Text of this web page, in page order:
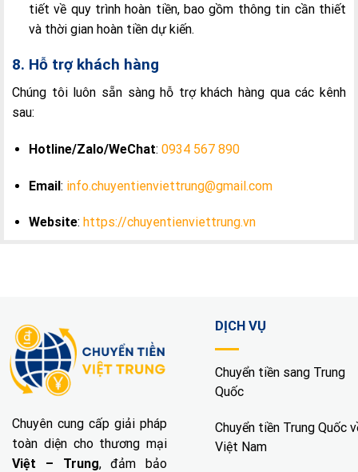
tiết về quy trình hoàn tiền, bao gồm thông tin cần thiết
và thời gian hoàn tiền dự kiến.
8. Hỗ trợ khách hàng
Chúng tôi luôn sẵn sàng hỗ trợ khách hàng qua các kênh
sau:
Hotline/Zalo/WeChat: 0934 567 890
Email: info.chuyentienviettrung@gmail.com
Website: https://chuyentienviettrung.vn
Chuyên cung cấp giải pháp
toàn diện cho thương mại
Việt – Trung, đảm bảo
DỊCH VỤ
Chuyển tiền sang Trung
Quốc
Chuyển tiền Trung Quốc
Việt Nam